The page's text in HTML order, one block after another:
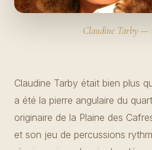
Claudine Tarby —
Claudine Tarby était bien plus
a été la pierre angulaire du
originaire de la Plaine des
et son jeu de percussions